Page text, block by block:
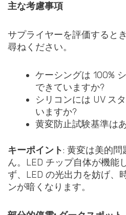
主な考慮事項
サプライヤーを評価すると
尋ねください。
ケーシングは 100%
できていますか?
シリコンには UV ス
いますか?
黄変防止試験基準は
キーポイント: 黄変は美的
ん。LED チップ自体が機能
ず、LED の光出力を妨げ、
ンが暗くなります。